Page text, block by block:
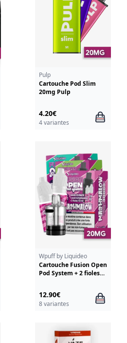
Pulp
Cartouche Pod Slim
20mg Pulp
4.20€
4 variantes
Wpuff by Liquideo
Cartouche Fusion Open
Pod System + 2 fioles
12.90€
8 variantes